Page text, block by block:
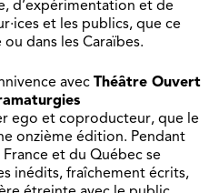
d’expérimentation et de
et les publics, que ce
dans les Caraïbes.
avec Théâtre Ouvert
ego et coproducteur, que le
onzième édition. Pendant
et du Québec se
inédits, fraîchement écrits,